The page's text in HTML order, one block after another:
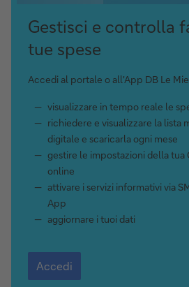
Gestisci e controlla
tue spese
Accedi al portale o all'App DB Le
visualizzare in tempo reale le
richiedere e visualizzare la lista
digitale e scaricarla ogni mese
gestire le impostazioni della tua
online
attivare i servizi informativi via
App
aggiornare i tuoi dati
Accedi
Accedi